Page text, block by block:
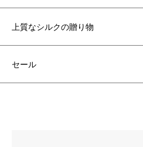
上質なシルクの贈り物
セール